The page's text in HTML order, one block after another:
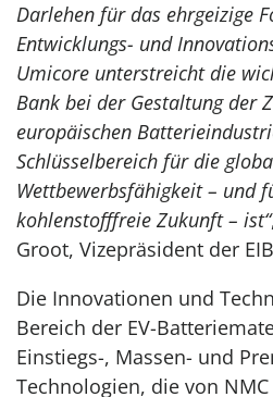
Darlehen für das ehrgeizige
Entwicklungs- und
Umicore unterstreicht die
Bank bei der Gestaltung der
europäischen
Schlüsselbereich für die
Wettbewerbsfähigkeit – und
kohlenstofffreie Zukunft – ist“
Groot, Vizepräsident der
Die Innovationen und
Bereich der EV-
Einstiegs-, Massen- und
Technologien, die von